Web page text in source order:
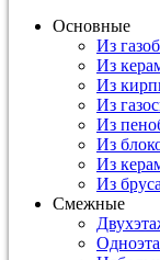
Основные
Из
Из
Из
Из
Из
Из
Из
Из бруса
Смежные